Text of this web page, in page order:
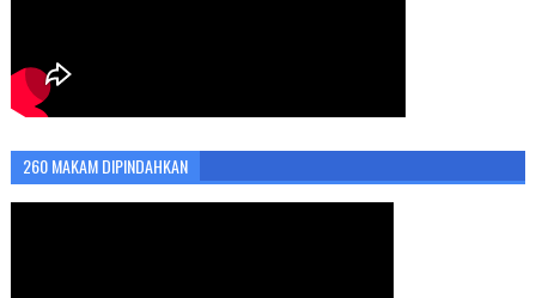
260 MAKAM DIPINDAHKAN